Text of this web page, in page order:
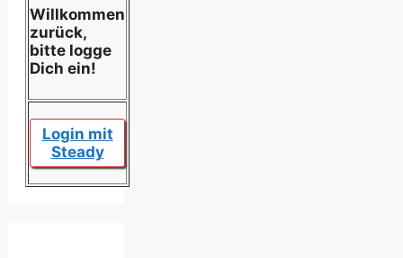
Willkommen
zurück,
bitte logge
Dich ein!
Login mit
Steady